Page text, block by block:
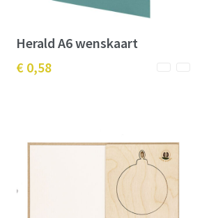
Herald A6 wenskaart
€ 0,58